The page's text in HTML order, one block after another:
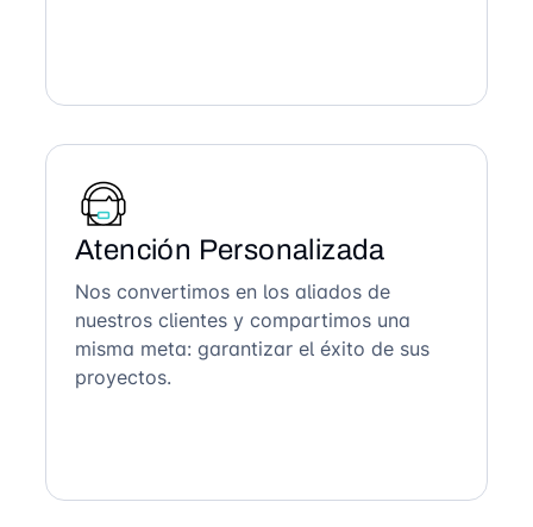
Atención Personalizada
Nos convertimos en los aliados de
nuestros clientes y compartimos una
misma meta: garantizar el éxito de sus
proyectos.